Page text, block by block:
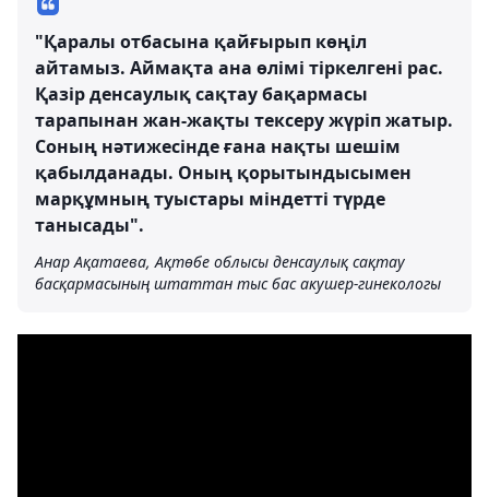
"Қаралы отбасына қайғырып көңіл
айтамыз. Аймақта ана өлімі тіркелгені рас.
Қазір денсаулық сақтау бақармасы
тарапынан жан-жақты тексеру жүріп жатыр.
Соның нәтижесінде ғана нақты шешім
қабылданады. Оның қорытындысымен
марқұмның туыстары міндетті түрде
танысады".
Анар Ақатаева, Ақтөбе облысы денсаулық сақтау
басқармасының штаттан тыс бас акушер-гинекологы